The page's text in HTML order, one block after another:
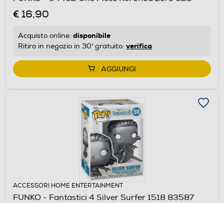
€ 16,90
Acquisto online: disponibile
Ritiro in negozio in 30' gratuito: verifica
AGGIUNGI
ACCESSORI HOME ENTERTAINMENT
FUNKO - Fantastici 4 Silver Surfer 1518 83587